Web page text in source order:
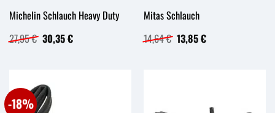
Michelin Schlauch Heavy Duty
27,95€ Ursprünglicher
Preis
30,35€Aktueller
Preis
Mitas Schlauch
14,64€ Ursprünglicher
Preis
13,85€Aktueller
Preis
-18%